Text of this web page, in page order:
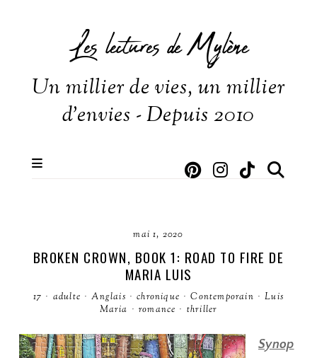
Les lectures de Mylène
Un millier de vies, un millier
d'envies - Depuis 2010
mai 1, 2020
BROKEN CROWN, BOOK 1: ROAD TO FIRE DE
MARIA LUIS
17 · adulte · Anglais · chronique · Contemporain · Luis
Maria · romance · thriller
Synop